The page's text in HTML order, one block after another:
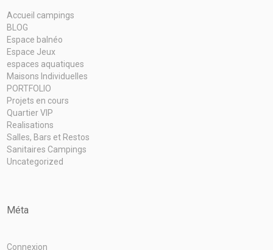
Accueil campings
BLOG
Espace balnéo
Espace Jeux
espaces aquatiques
Maisons Individuelles
PORTFOLIO
Projets en cours
Quartier VIP
Realisations
Salles, Bars et Restos
Sanitaires Campings
Uncategorized
Méta
Connexion